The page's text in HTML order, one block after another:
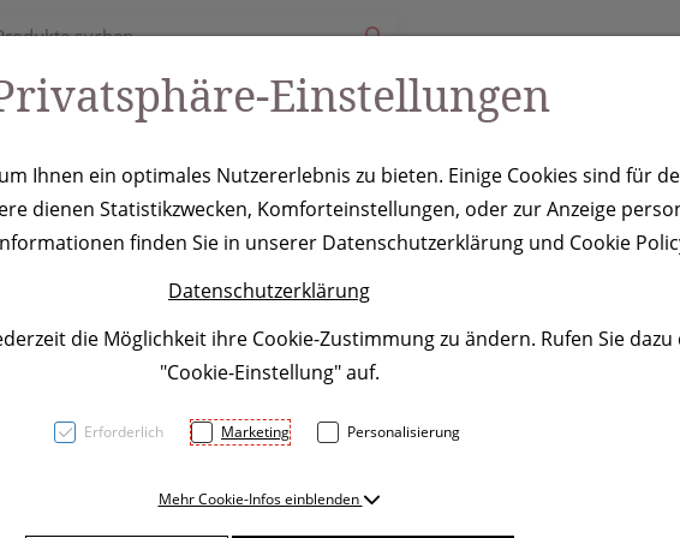
Einstellungen
Ihnen ein optimales Nutzererlebnis zu bieten. Einige Cookies sind für
dienen Statistikzwecken, Komforteinstellungen, oder zur Anzeige
finden Sie in unserer Datenschutzerklärung und Cookie
Datenschutzerklärung
die Möglichkeit ihre Cookie-Zustimmung zu ändern. Rufen Sie dazu
"Cookie-Einstellung" auf.
Erforderlich Marketing Personalisierung
Mehr Cookie-Infos einblenden